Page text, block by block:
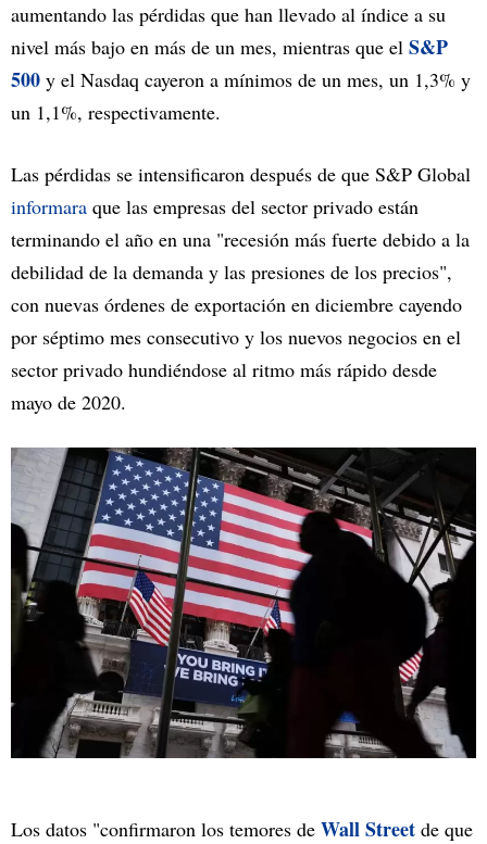
aumentando las pérdidas que han llevado al índice a su
nivel más bajo en más de un mes, mientras que el S&P
500 y el Nasdaq cayeron a mínimos de un mes, un 1,3% y
un 1,1%, respectivamente.
Las pérdidas se intensificaron después de que S&P Global
informara que las empresas del sector privado están
terminando el año en una "recesión más fuerte debido a la
debilidad de la demanda y las presiones de los precios",
con nuevas órdenes de exportación en diciembre cayendo
por séptimo mes consecutivo y los nuevos negocios en el
sector privado hundiéndose al ritmo más rápido desde
mayo de 2020.
Los datos "confirmaron los temores de Wall Street de que